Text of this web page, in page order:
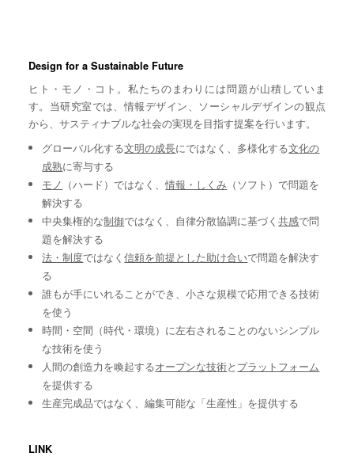
Design for a Sustainable Future
ヒト・モノ・コト。私たちのまわりには問題が山積していま
す。当研究室では、情報デザイン、ソーシャルデザインの観点
から、サスティナブルな社会の実現を目指す提案を行います。
グローバル化する文明の成長にではなく、多様化する文化の
成熟に寄与する
モノ （ハード）ではなく、情報・しくみ （ソフト）で問題を
解決する
中央集権的な制御ではなく、自律分散協調に基づく共感で問
題を解決する
法・制度ではなく信頼を前提とした助け合いで問題を解決す
る
誰もが手にいれることができ、小さな規模で応用できる技術
を使う
時間・空間（時代・環境）に左右されることのないシンプル
な技術を使う
人間の創造力を喚起するオープンな技術と プラットフォーム
を提供する
生産完成品ではなく、編集可能な「生産性」を提供する
LINK